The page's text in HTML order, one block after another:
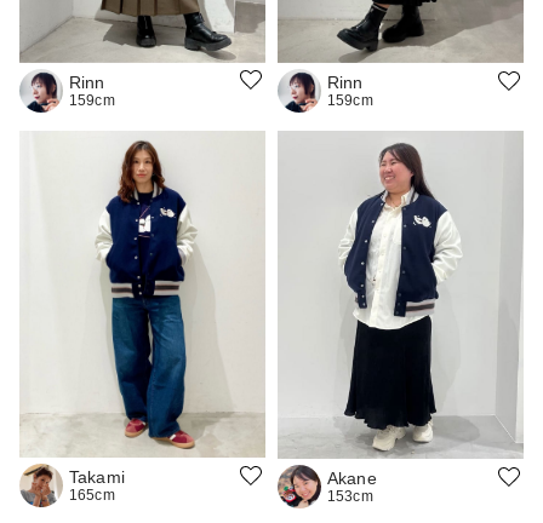
Rinn
159cm
Rinn
159cm
Takami
165cm
Akane
153cm